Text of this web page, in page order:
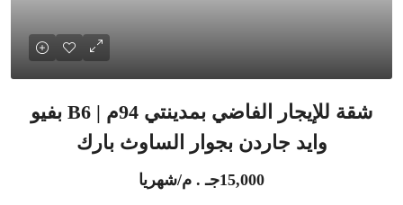
شقة للإيجار الفاضي بمدينتي 94م | B6 بفيو
وايد جاردن بجوار الساوث بارك
15,000جـ . م/شهريا